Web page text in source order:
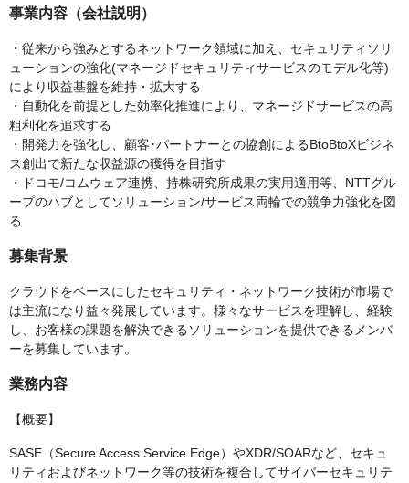
事業内容（会社説明）
・従来から強みとするネットワーク領域に加え、セキュリティソリ
ューションの強化(マネージドセキュリティサービスのモデル化等)
により収益基盤を維持・拡大する
・自動化を前提とした効率化推進により、マネージドサービスの高
粗利化を追求する
・開発力を強化し、顧客･パートナーとの協創によるBtoBtoXビジネ
ス創出で新たな収益源の獲得を目指す
・ドコモ/コムウェア連携、持株研究所成果の実用適用等、NTTグル
ープのハブとしてソリューション/サービス両輪での競争力強化を図
る
募集背景
クラウドをベースにしたセキュリティ・ネットワーク技術が市場で
は主流になり益々発展しています。様々なサービスを理解し、経験
し、お客様の課題を解決できるソリューションを提供できるメンバ
ーを募集しています。
業務内容
【概要】
SASE（Secure Access Service Edge）やXDR/SOARなど、セキュ
リティおよびネットワーク等の技術を複合してサイバーセキュリテ